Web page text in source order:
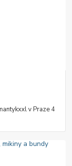
v Praze 4